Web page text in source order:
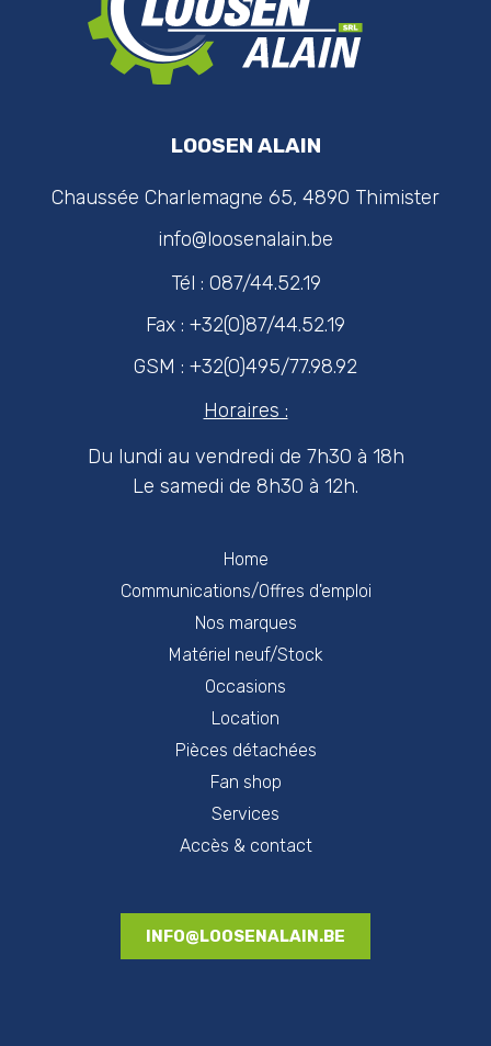
Home
Communications/Offres d'emploi
Nos marques
Matériel neuf/Stock
Occasions
Location
Pièces détachées
Fan shop
Services
Accès & contact
INFO@LOOSENALAIN.BE
LOOSEN ALAIN
Chaussée Charlemagne 65, 4890 Thimister
info@loosenalain.be
Tél : 087/44.52.19
Fax : +32(0)87/44.52.19
GSM : +32(0)495/77.98.92
Horaires :
Du lundi au vendredi de 7h30 à 18h
Le samedi de 8h30 à 12h.